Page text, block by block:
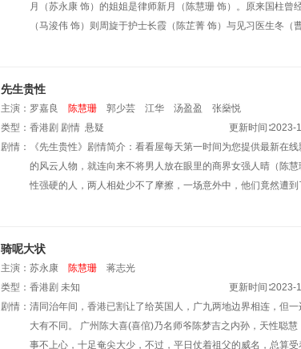
月（苏永康 饰）的姐姐是律师新月（陈慧珊 饰）。原来国柱
（马浚伟 饰）则周旋于护士长霞（陈芷菁 饰）与见习医生冬
先生贵性
主演： 罗嘉良 陈慧珊 郭少芸 江华 汤盈盈
张燊悦
类型： 香港剧 剧情 悬疑 更新时间∶2023-
剧情：
《先生贵性》剧情简介：看看屋每天第一时间为您提供最新在
的风云人物，就连向来不将男人放在眼里的商界女强人晴（陈
性强硬的人，两人相处少不了摩擦，一场意外中，他们竟然遭
骑呢大状
主演： 苏永康 陈慧珊
蒋志光
类型： 香港剧 未知 更新时间∶2023-
剧情： 清同治年间，香港已割让了给英国人，广九两地边界相连，但
大有不同。 广州陈大喜(喜倌)乃名师爷陈梦吉之内孙，天性聪
事不上心，十足奄尖大少，不过，平日仗着祖父的威名，总算